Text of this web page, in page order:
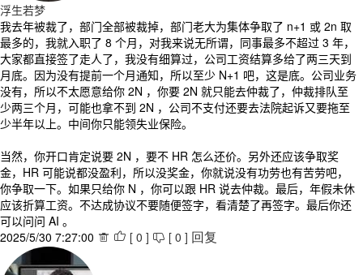
浮生若梦
我去年被裁了，部门全部被裁掉，部门老大为集体争取了 n+1 或 2n 取
最多的，我就入职了 8 个月，对我来说无所谓，同事最多不超过 3 年，
大家都直接签了走人了，我没有细算过，公司工资结算多给了两三天到
月底。因为没有提前一个月通知，所以至少 N+1 吧，这是底。公司业务
没有，所以不太愿意给你 2N ，你要 2N 就只能去仲裁了，仲裁排队至
少两三个月，可能也拿不到 2N ，公司不支付还要去法院起诉又要拖至
少半年以上。中间你只能领失业保险。
当然，你开口肯定说要 2N ，要不 HR 怎么还价。另外还应该争取奖
金，HR 可能说都没盈利，所以没奖金，你就说没有功劳也有苦劳吧，
你争取一下。如果只给你 N ，你可以跟 HR 说去仲裁。最后，年假未休
应该折算工资。不达成协议不要随便签字，看清楚了再签字。最后你还
可以问问 AI 。
2025/5/30 7:27:00   [ 0 ]  [ 0 ] 回复